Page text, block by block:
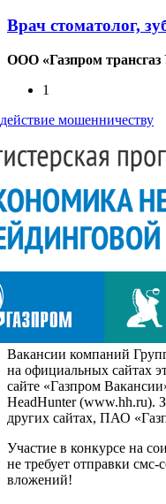
Врач стоматолог,
ООО «Газпром трансгаз
1
мошенничеству
Вакансии компаний
на официальных сайтах
сайте «Газпром
HeadHunter (www.hh.ru).
других сайтах, ПАО
Участие в конкурсе на
не требует отправки
вложений!